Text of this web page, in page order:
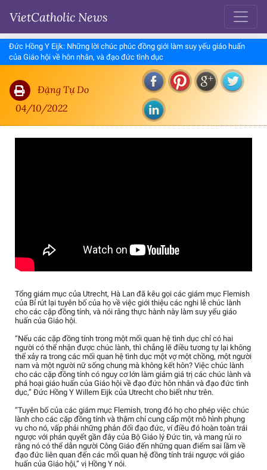
VietCatholic News
Đức Hồng Y Eijk: Những lời chúc phúc đồng giới làm suy yếu giáo huấn
của Giáo hội về hôn nhân, và đạo đức tình dục
Đặng Tự Do
04/10/2022
Tổng giám mục của Utrecht, Hà Lan đã kêu gọi các giám mục Flemish
của Bỉ rút lại tuyên bố của họ về việc giới thiệu các nghi lễ chúc lành
cho các cặp đồng tính, và nói rằng thực hành này làm suy yếu giáo
huấn của Giáo hội.
“Nếu các cặp đồng tính trong một mối quan hệ tình dục chỉ có hai
người có thể nhận được chúc lành, thì chẳng lẽ điều tương tự lại không
thể xảy ra trong các mối quan hệ tình dục một vợ một chồng, một người
nam và một người nữ sống chung mà không kết hôn? Việc chúc lành
cho các cặp đồng tính có nguy cơ lớn làm giảm giá trị các chúc lành và
phá hoại giáo huấn của Giáo hội về đạo đức hôn nhân và đạo đức tình
dục,” Đức Hồng Y Willem Eijk của Utrecht cho biết như trên.
“Tuyên bố của các giám mục Flemish, trong đó họ cho phép việc chúc
lành cho các cặp đồng tính và thậm chí cung cấp một mô hình phụng
vụ cho nó, vấp phải những phản đối đạo đức, ví điều đó hoàn toàn trái
ngược với phán quyết gần đây của Bộ Giáo lý Đức tin, và mang rủi ro
rằng nó có thể dẫn người Công Giáo đến những quan điểm sai lầm về
đạo đức liên quan đến các mối quan hệ đồng tính trái ngược với giáo
huấn của Giáo hội,” vị Hồng Y nói.